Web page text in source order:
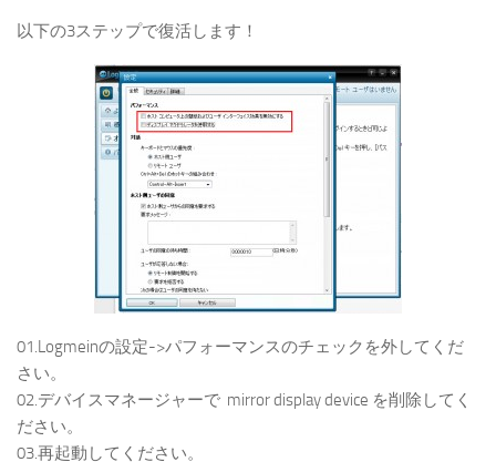
以下の3ステップで復活します！
01.Logmeinの設定->パフォーマンスのチェックを外してくだ
さい。
02.デバイスマネージャーで mirror display device を削除してく
ださい。
03.再起動してください。